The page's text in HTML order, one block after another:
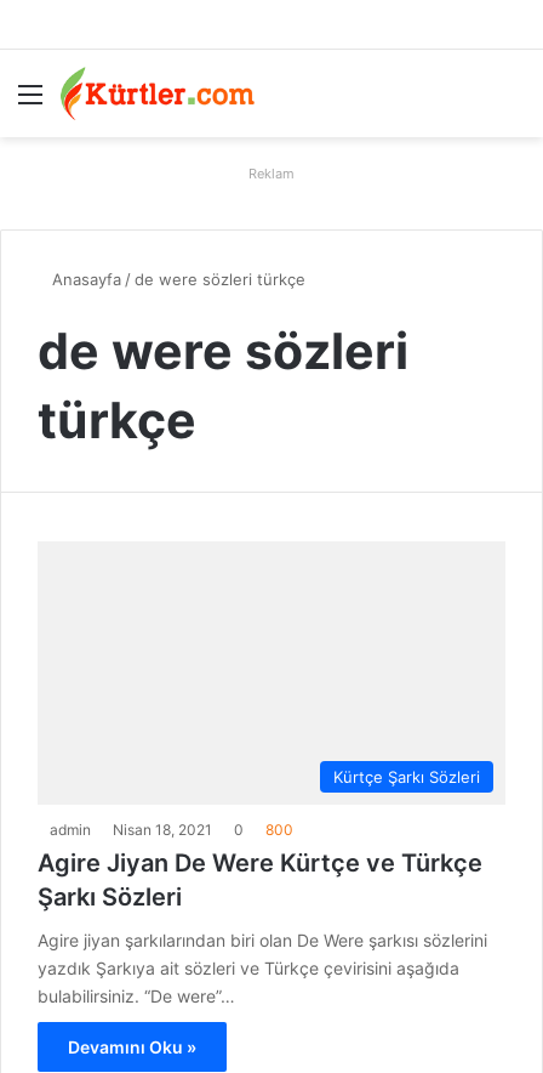
Menü
Reklam
Anasayfa /de were sözleri türkçe
de were sözleri
türkçe
Kürtçe Şarkı Sözleri
admin Nisan 18, 2021 0 800
Agire Jiyan De Were Kürtçe ve Türkçe
Şarkı Sözleri
Agire jiyan şarkılarından biri olan De Were şarkısı sözlerini
yazdık Şarkıya ait sözleri ve Türkçe çevirisini aşağıda
bulabilirsiniz. “De were”…
Devamını Oku »